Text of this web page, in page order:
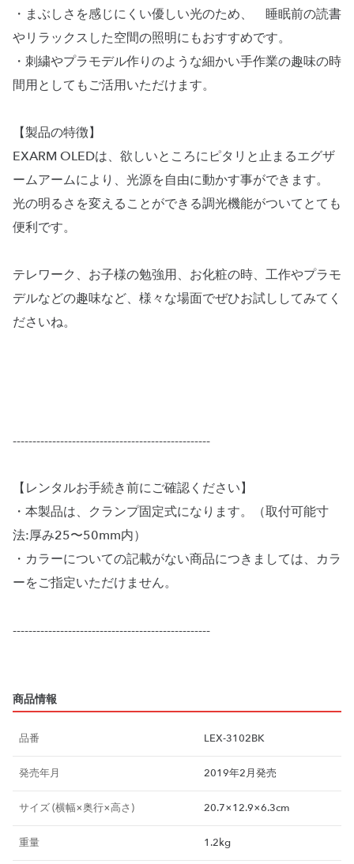
・まぶしさを感じにくい優しい光のため、 睡眠前の読書
やリラックスした空間の照明にもおすすめです。
・刺繍やプラモデル作りのような細かい手作業の趣味の時
間用としてもご活用いただけます。
【製品の特徴】
EXARM OLEDは、欲しいところにピタリと止まるエグザ
ームアームにより、光源を自由に動かす事ができます。
光の明るさを変えることができる調光機能がついてとても
便利です。
テレワーク、お子様の勉強用、お化粧の時、工作やプラモ
デルなどの趣味など、様々な場面でぜひお試ししてみてく
ださいね。
--------------------------------------------------
【レンタルお手続き前にご確認ください】
・本製品は、クランプ固定式になります。（取付可能寸
法:厚み25〜50mm内）
・カラーについての記載がない商品につきましては、カラ
ーをご指定いただけません。
--------------------------------------------------
商品情報
品番 LEX-3102BK
発売年月 2019年2月発売
サイズ (横幅×奥行×高さ) 20.7×12.9×6.3cm
重量 1.2kg